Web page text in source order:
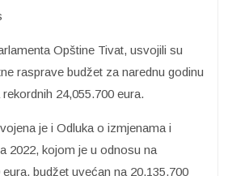
Opštine Tivat, usvojili su
rasprave budžet za narednu godinu
24,055.700 eura.
je i Odluka o izmjenama i
2022, kojom je u odnosu na
budžet uvećan na 20,135.700